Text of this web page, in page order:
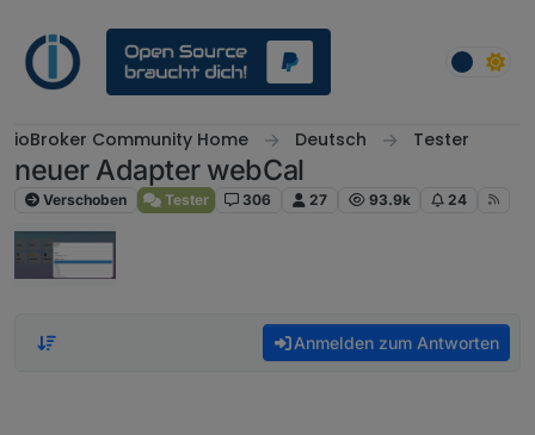
ioBroker Community Home Deutsch Tester
neuer Adapter webCal
Verschoben Tester 306 27 93.9k 24
Anmelden zum Antworten